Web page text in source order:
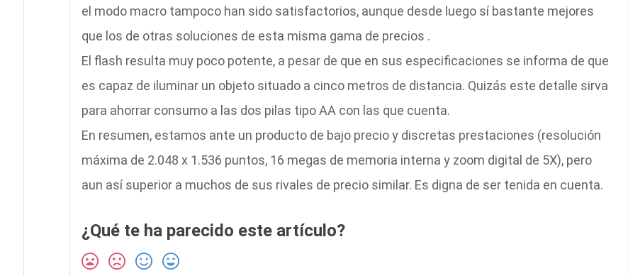
el modo macro tampoco han sido satisfactorios, aunque desde luego sí bastante mejores
que los de otras soluciones de esta misma gama de precios .
El flash resulta muy poco potente, a pesar de que en sus especificaciones se informa de que
es capaz de iluminar un objeto situado a cinco metros de distancia. Quizás este detalle sirva
para ahorrar consumo a las dos pilas tipo AA con las que cuenta.
En resumen, estamos ante un producto de bajo precio y discretas prestaciones (resolución
máxima de 2.048 x 1.536 puntos, 16 megas de memoria interna y zoom digital de 5X), pero
aun así superior a muchos de sus rivales de precio similar. Es digna de ser tenida en cuenta.
¿Qué te ha parecido este artículo?